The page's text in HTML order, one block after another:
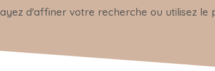
d'affiner votre recherche ou utilisez